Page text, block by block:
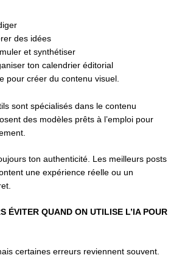
des idées
et synthétiser
ton calendrier éditorial
pour créer du contenu visuel.
sont spécialisés dans le contenu
des modèles prêts à l’emploi pour
ton authenticité. Les meilleurs posts
une expérience réelle ou un
ÉVITER QUAND ON UTILISE L’IA POUR
certaines erreurs reviennent souvent.